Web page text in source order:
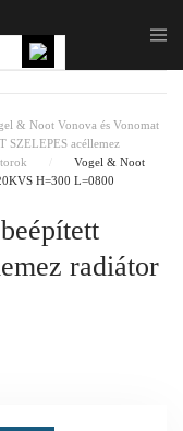
& Noot Vonova és Vonomat
SZELEPES acéllemez
Vogel & Noot
H=300 L=0800
radiátor